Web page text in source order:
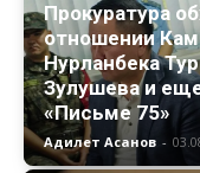
Прокуратура
отношении
Нурланбека
Зулушева и
«Письме 75»
Адилет Асанов -